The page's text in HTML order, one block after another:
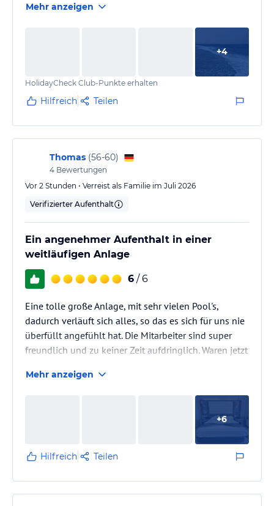
Mehr anzeigen
+4
HolidayCheck Club-Punkte erhalten
Hilfreich Teilen
Thomas (56-60)
4 Bewertungen
Vor 2 Stunden • Verreist als Familie im Juli 2026
Verifizierter Aufenthalt
Ein angenehmer Aufenthalt in einer
weitläufigen Anlage
6 / 6
Eine tolle große Anlage, mit sehr vielen Pool's,
dadurch verläuft sich alles, so das es sich für uns nie
überfüllt angefühlt hat. Die Mitarbeiter sind super
freundlich und zu keiner Zeit aufdringlich. Waren jetzt
empfehlen, da ich eine sehr schlechte Esserin bin
und trotzdem immer was gefunden habe, kann ich
Familienzimmer mit zwischentür und Balkon mit
Blick zum Meer, wasserkocher ( Tee und Kaffee mit
Zucker und Milch…
Mehr anzeigen
+6
Hilfreich Teilen